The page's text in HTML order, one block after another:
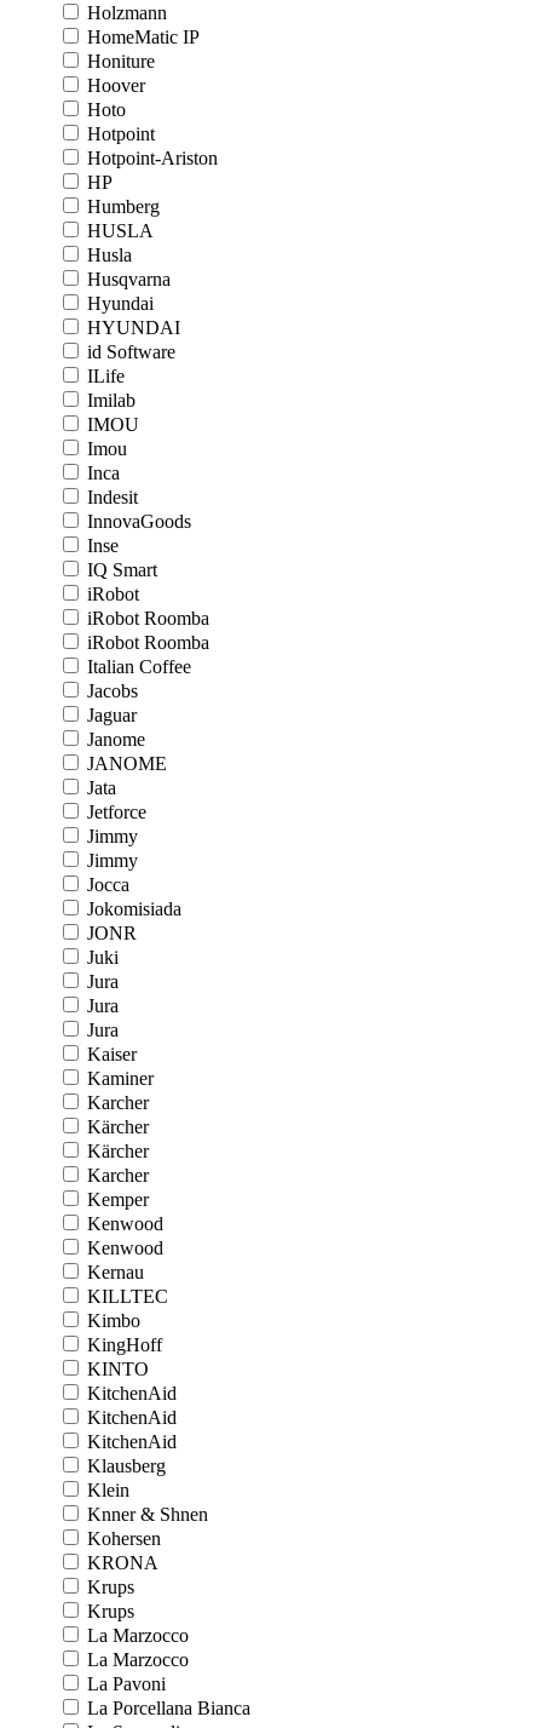
Holzmann
HomeMatic IP
Honiture
Hoover
Hoto
Hotpoint
Hotpoint-Ariston
HP
Humberg
HUSLA
Husla
Husqvarna
Hyundai
HYUNDAI
id Software
ILife
Imilab
IMOU
Imou
Inca
Indesit
InnovaGoods
Inse
IQ Smart
iRobot
iRobot Roomba
iRobot Roomba
Italian Coffee
Jacobs
Jaguar
Janome
JANOME
Jata
Jetforce
Jimmy
Jimmy
Jocca
Jokomisiada
JONR
Juki
Jura
Jura
Jura
Kaiser
Kaminer
Karcher
Kärcher
Kärcher
Karcher
Kemper
Kenwood
Kenwood
Kernau
KILLTEC
Kimbo
KingHoff
KINTO
KitchenAid
KitchenAid
KitchenAid
Klausberg
Klein
Knner & Shnen
Kohersen
KRONA
Krups
Krups
La Marzocco
La Marzocco
La Pavoni
La Porcellana Bianca